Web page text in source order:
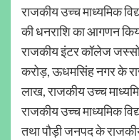
राजकीय उच्च माध्यमिक
की धनराशि का आगणन
राजकीय इंटर कॉलेज
करोड़, ऊधमसिंह नगर के
लाख, राजकीय उच्च
राजकीय उच्च माध्यमिक
तथा पौड़ी जनपद के